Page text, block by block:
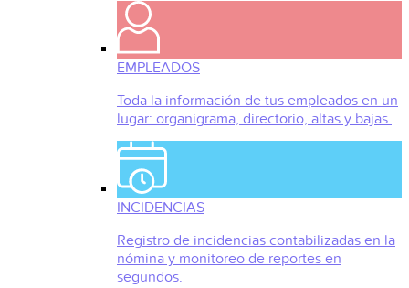
EMPLEADOS
Toda la información de tus empleados en un
lugar: organigrama, directorio, altas y bajas.
INCIDENCIAS
Registro de incidencias contabilizadas en la
nómina y monitoreo de reportes en
segundos.